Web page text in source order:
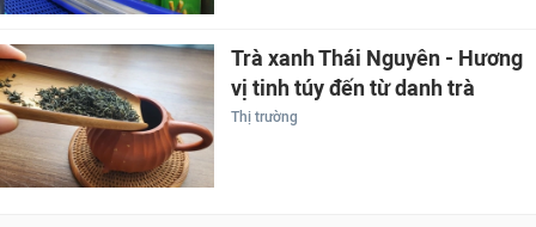
Trà xanh Thái Nguyên - Hương
vị tinh túy đến từ danh trà
Thị trường